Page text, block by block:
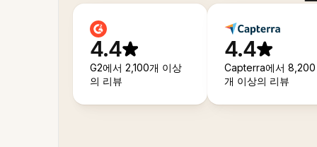
4.4
G2에서 2,100개 이상
의 리뷰
4.4
Capterra에서 8,200
개 이상의 리뷰